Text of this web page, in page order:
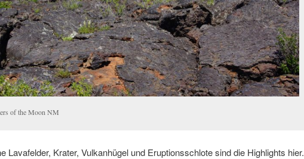
of the Moon NM
Lavafelder, Krater, Vulkanhügel und Eruptionsschlote sind die Highlights hier.